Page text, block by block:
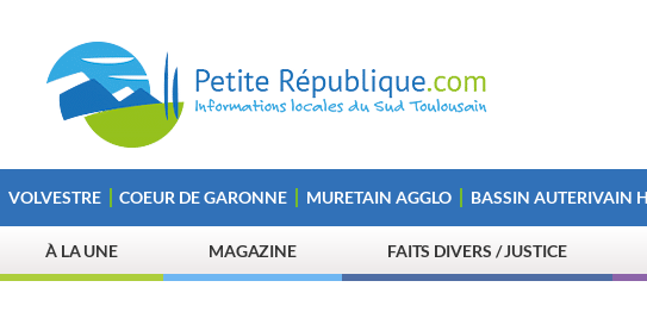
VOLVESTRE COEUR DE GARONNE MURETAIN AGGLO BASSIN AUTERIVAIN
À LA UNE MAGAZINE FAITS DIVERS / JUSTICE